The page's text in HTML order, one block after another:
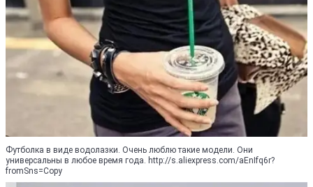
Футболка в виде водолазки. Очень люблю такие модели. Они
универсальны в любое время года. http://s.aliexpress.com/aEnIfq6r?
fromSns=Copy